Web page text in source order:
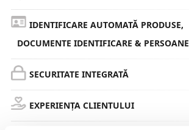
IDENTIFICARE AUTOMATĂ PRODUSE,
DOCUMENTE IDENTIFICARE & PERSOANE
SECURITATE INTEGRATĂ
EXPERIENȚA CLIENTULUI